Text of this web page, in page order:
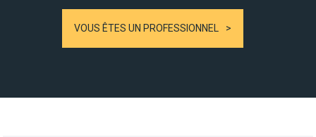
VOUS ÊTES UN PROFESSIONNEL